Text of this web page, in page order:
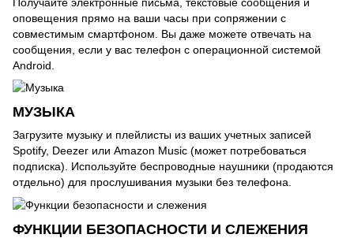
оповещения прямо на ваши часы при сопряжении с
совместимым смартфоном. Вы даже можете отвечать на
сообщения, если у вас телефон с операционной системой
Android.
МУЗЫКА
Загрузите музыку и плейлисты из ваших учетных записей
Spotify, Deezer или Amazon Music (может потребоваться
подписка). Используйте беспроводные наушники (продаются
отдельно) для прослушивания музыки без телефона.
ФУНКЦИИ БЕЗОПАСНОСТИ И СЛЕЖЕНИЯ